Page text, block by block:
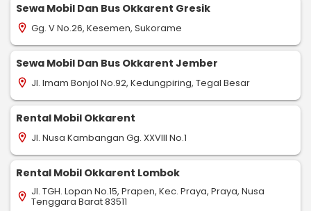
Sewa Mobil Dan Bus Okkarent Gresik
location_on Gg. V No.26, Kesemen, Sukorame
Sewa Mobil Dan Bus Okkarent Jember
location_on Jl. Imam Bonjol No.92, Kedungpiring, Tegal Besar
Rental Mobil Okkarent
location_on Jl. Nusa Kambangan Gg. XXVIII No.1
Rental Mobil Okkarent Lombok
location_on Jl. TGH. Lopan No.15, Prapen, Kec. Praya, Praya, Nusa
Tenggara Barat 83511